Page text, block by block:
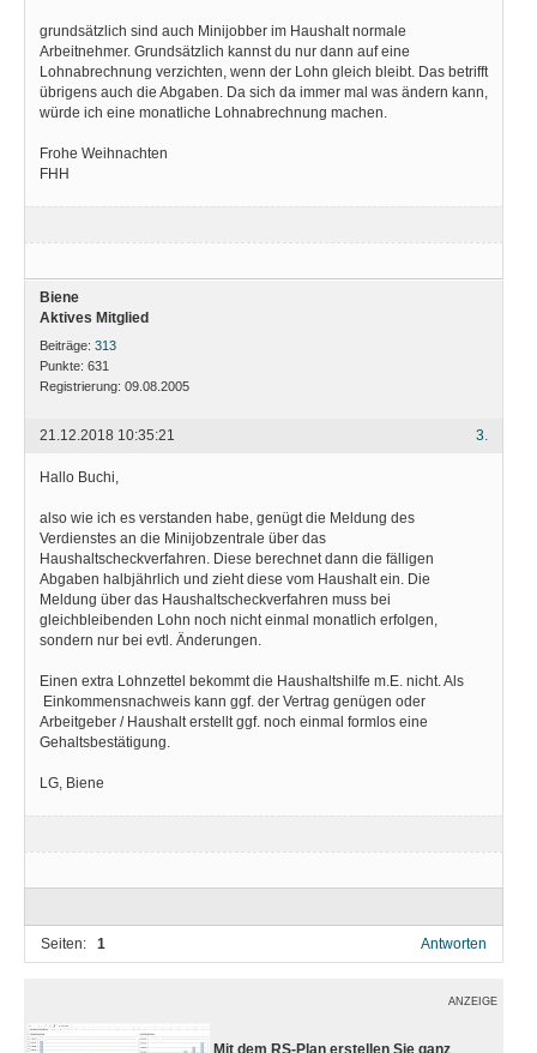
grundsätzlich sind auch Minijobber im Haushalt normale
Arbeitnehmer. Grundsätzlich kannst du nur dann auf eine
Lohnabrechnung verzichten, wenn der Lohn gleich bleibt. Das betrifft
übrigens auch die Abgaben. Da sich da immer mal was ändern kann,
würde ich eine monatliche Lohnabrechnung machen.
Frohe Weihnachten
FHH
Biene
Aktives Mitglied
Beiträge: 313
Punkte: 631
Registrierung: 09.08.2005
3.
21.12.2018 10:35:21
Hallo Buchi,
also wie ich es verstanden habe, genügt die Meldung des
Verdienstes an die Minijobzentrale über das
Haushaltscheckverfahren. Diese berechnet dann die fälligen
Abgaben halbjährlich und zieht diese vom Haushalt ein. Die
Meldung über das Haushaltscheckverfahren muss bei
gleichbleibenden Lohn noch nicht einmal monatlich erfolgen,
sondern nur bei evtl. Änderungen.
Einen extra Lohnzettel bekommt die Haushaltshilfe m.E. nicht. Als
Einkommensnachweis kann ggf. der Vertrag genügen oder
Arbeitgeber / Haushalt erstellt ggf. noch einmal formlos eine
Gehaltsbestätigung.
LG, Biene
Seiten: 1 Antworten
ANZEIGE
Mit dem RS-Plan erstellen Sie ganz